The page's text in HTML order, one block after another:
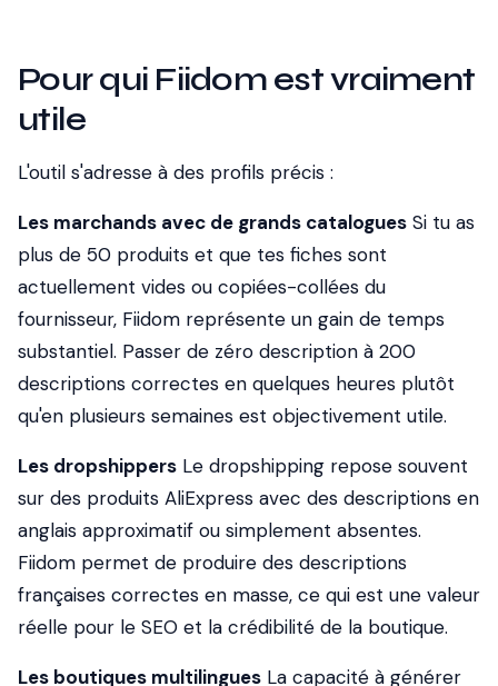
Pour qui Fiidom est vraiment
utile
L'outil s'adresse à des profils précis :
Les marchands avec de grands catalogues Si tu as
plus de 50 produits et que tes fiches sont
actuellement vides ou copiées-collées du
fournisseur, Fiidom représente un gain de temps
substantiel. Passer de zéro description à 200
descriptions correctes en quelques heures plutôt
qu'en plusieurs semaines est objectivement utile.
Les dropshippers Le dropshipping repose souvent
sur des produits AliExpress avec des descriptions en
anglais approximatif ou simplement absentes.
Fiidom permet de produire des descriptions
françaises correctes en masse, ce qui est une valeur
réelle pour le SEO et la crédibilité de la boutique.
Les boutiques multilingues La capacité à générer